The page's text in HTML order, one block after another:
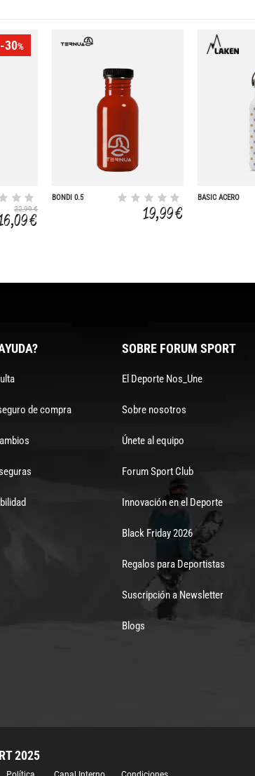
-30%
22,99 €
€
BONDI 0.5
19,99 €
BASIC ACERO
de compra
SOBRE FORUM SPORT
El Deporte Nos_Une
Sobre nosotros
Únete al equipo
Forum Sport Club
Innovación en el Deporte
Black Friday 2026
Regalos para Deportistas
Suscripción a Newsletter
Blogs
2025